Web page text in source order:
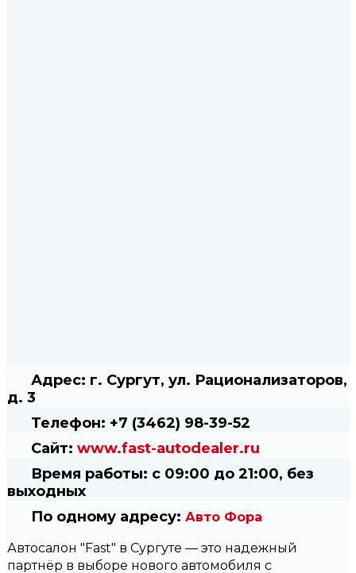
Адрес: г. Сургут, ул. Рационализаторов,
д. 3
Телефон: +7 (3462) 98-39-52
Сайт: www.fast-autodealer.ru
Время работы: с 09:00 до 21:00, без
выходных
По одному адресу: Авто Фора
Автосалон "Fast" в Сургуте — это надежный
партнёр в выборе нового автомобиля с